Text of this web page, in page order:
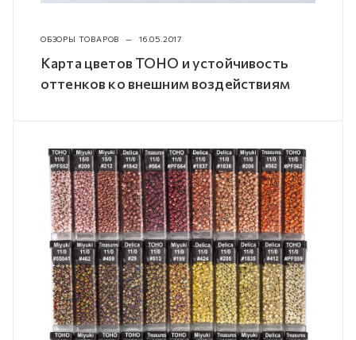
ОБЗОРЫ ТОВАРОВ — 16.05.2017
Карта цветов TOHO и устойчивость
оттенков ко внешним воздействиям